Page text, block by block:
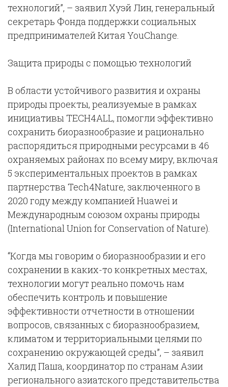
технологий”, – заявил Хуэй Лин, генеральный
секретарь Фонда поддержки социальных
предпринимателей Китая YouChange.
Защита природы с помощью технологий
В области устойчивого развития и охраны
природы проекты, реализуемые в рамках
инициативы TECH4ALL, помогли эффективно
сохранить биоразнообразие и рационально
распорядиться природными ресурсами в 46
охраняемых районах по всему миру, включая
5 экспериментальных проектов в рамках
партнерства Tech4Nature, заключенного в
2020 году между компанией Huawei и
Международным союзом охраны природы
(International Union for Conservation of Nature).
“Когда мы говорим о биоразнообразии и его
сохранении в каких-то конкретных местах,
технологии могут реально помочь нам
обеспечить контроль и повышение
эффективности отчетности в отношении
вопросов, связанных с биоразнообразием,
климатом и территориальными целями по
сохранению окружающей среды”, – заявил
Халид Паша, координатор по странам Азии
регионального азиатского представительства